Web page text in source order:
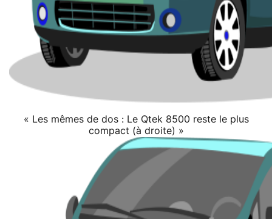
« Les mêmes de dos : Le Qtek 8500 reste le plus
compact (à droite) »